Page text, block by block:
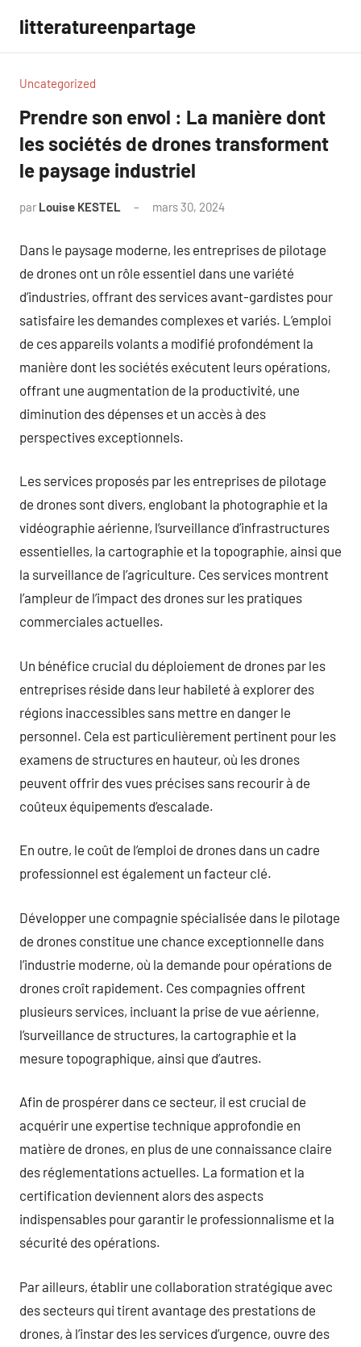
contenu
litteratureenpartage
Uncategorized
Prendre son envol : La manière dont
les sociétés de drones transforment
le paysage industriel
par Louise KESTEL mars 30, 2024
Dans le paysage moderne, les entreprises de pilotage
de drones ont un rôle essentiel dans une variété
d’industries, offrant des services avant-gardistes pour
satisfaire les demandes complexes et variés. L’emploi
de ces appareils volants a modifié profondément la
manière dont les sociétés exécutent leurs opérations,
offrant une augmentation de la productivité, une
diminution des dépenses et un accès à des
perspectives exceptionnels.
Les services proposés par les entreprises de pilotage
de drones sont divers, englobant la photographie et la
vidéographie aérienne, l’surveillance d’infrastructures
essentielles, la cartographie et la topographie, ainsi que
la surveillance de l’agriculture. Ces services montrent
l’ampleur de l’impact des drones sur les pratiques
commerciales actuelles.
Un bénéfice crucial du déploiement de drones par les
entreprises réside dans leur habileté à explorer des
régions inaccessibles sans mettre en danger le
personnel. Cela est particulièrement pertinent pour les
examens de structures en hauteur, où les drones
peuvent offrir des vues précises sans recourir à de
coûteux équipements d’escalade.
En outre, le coût de l’emploi de drones dans un cadre
professionnel est également un facteur clé.
Développer une compagnie spécialisée dans le pilotage
de drones constitue une chance exceptionnelle dans
l’industrie moderne, où la demande pour opérations de
drones croît rapidement. Ces compagnies offrent
plusieurs services, incluant la prise de vue aérienne,
l’surveillance de structures, la cartographie et la
mesure topographique, ainsi que d’autres.
Afin de prospérer dans ce secteur, il est crucial de
acquérir une expertise technique approfondie en
matière de drones, en plus de une connaissance claire
des réglementations actuelles. La formation et la
certification deviennent alors des aspects
indispensables pour garantir le professionnalisme et la
sécurité des opérations.
Par ailleurs, établir une collaboration stratégique avec
des secteurs qui tirent avantage des prestations de
drones, à l’instar des les services d’urgence, ouvre des